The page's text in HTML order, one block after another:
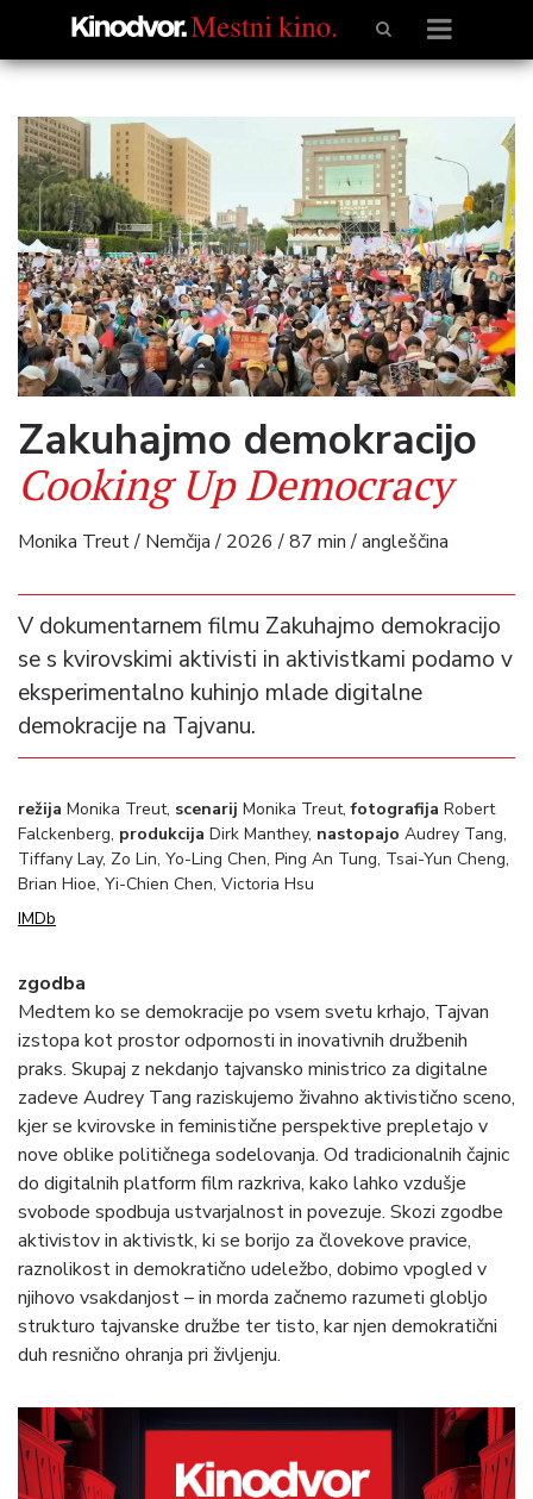
Zakuhajmo demokracijo
Cooking Up Democracy
Monika Treut / Nemčija / 2026 / 87 min / angleščina
V dokumentarnem filmu Zakuhajmo demokracijo
se s kvirovskimi aktivisti in aktivistkami podamo v
eksperimentalno kuhinjo mlade digitalne
demokracije na Tajvanu.
režija Monika Treut, scenarij Monika Treut,fotografija Robert
Falckenberg, produkcija Dirk Manthey, nastopajo Audrey Tang,
Tiffany Lay, Zo Lin, Yo-Ling Chen, Ping An Tung, Tsai-Yun Cheng,
Brian Hioe, Yi-Chien Chen, Victoria Hsu
IMDb
zgodba
Medtem ko se demokracije po vsem svetu krhajo, Tajvan
izstopa kot prostor odpornosti in inovativnih družbenih
praks. Skupaj z nekdanjo tajvansko ministrico za digitalne
zadeve Audrey Tang raziskujemo živahno aktivistično sceno,
kjer se kvirovske in feministične perspektive prepletajo v
nove oblike političnega sodelovanja. Od tradicionalnih čajnic
do digitalnih platform film razkriva, kako lahko vzdušje
svobode spodbuja ustvarjalnost in povezuje. Skozi zgodbe
aktivistov in aktivistk, ki se borijo za človekove pravice,
raznolikost in demokratično udeležbo, dobimo vpogled v
njihovo vsakdanjost – in morda začnemo razumeti globljo
strukturo tajvanske družbe ter tisto, kar njen demokratični
duh resnično ohranja pri življenju.